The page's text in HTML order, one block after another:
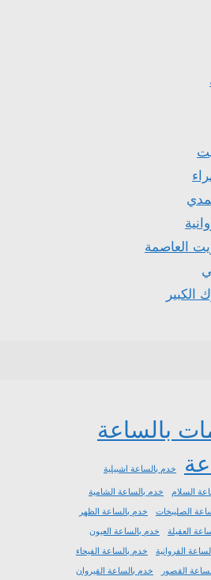
العاصمة
بالساعة
خدم بالساعة اشبيلية
السلام
خدم بالساعة الشامية
الصليبخات
خدم بالساعة الظهر
العقيلة
خدم بالساعة العيون
الفروانية
خدم بالساعة الفيحاء
القصور
خدم بالساعة القيروان